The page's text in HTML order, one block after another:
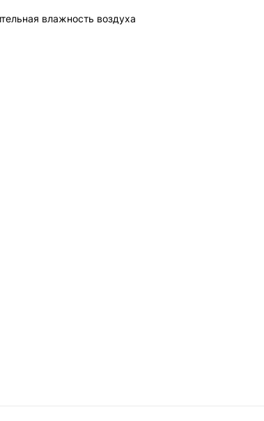
влажность воздуха